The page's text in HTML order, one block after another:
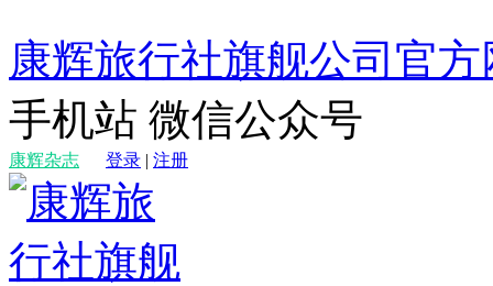
康辉旅行社旗舰公司官方
手机站 微信公众号
康辉杂志 登录 | 注册